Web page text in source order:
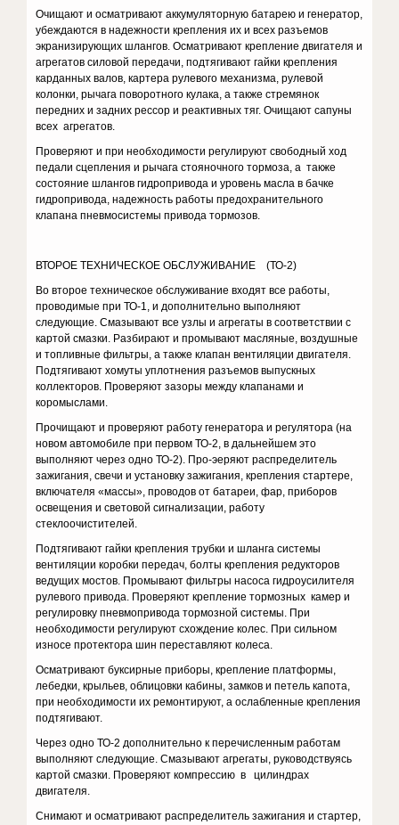
Очищают и осматривают аккумуляторную батарею и генератор,
убеждаются в надежности крепления их и всех разъемов
экранизирующих шлангов. Осматривают крепление двигателя и
агрегатов силовой передачи, подтягивают гайки крепления
карданных валов, картера рулевого механизма, рулевой
колонки, рычага поворотного кулака, а также стремянок
передних и задних рессор и реактивных тяг. Очищают сапуны
всех агрегатов.
Проверяют и при необходимости регулируют свободный ход
педали сцепления и рычага стояночного тормоза, а также
состояние шлангов гидропривода и уровень масла в бачке
гидропривода, надежность работы предохранительного
клапана пневмосистемы привода тормозов.
ВТОРОЕ ТЕХНИЧЕСКОЕ ОБСЛУЖИВАНИЕ (ТО-2)
Во второе техническое обслуживание входят все работы,
проводимые при ТО-1, и дополнительно выполняют
следующие. Смазывают все узлы и агрегаты в соответствии с
картой смазки. Разбирают и промывают масляные, воздушные
и топливные фильтры, а также клапан вентиляции двигателя.
Подтягивают хомуты уплотнения разъемов выпускных
коллекторов. Проверяют зазоры между клапанами и
коромыслами.
Прочищают и проверяют работу генератора и регулятора (на
новом автомобиле при первом ТО-2, в дальнейшем это
выполняют через одно ТО-2). Про-эеряют распределитель
зажигания, свечи и установку зажигания, крепления стартере,
включателя «массы», проводов от батареи, фар, приборов
освещения и световой сигнализации, работу
стеклоочистителей.
Подтягивают гайки крепления трубки и шланга системы
вентиляции коробки передач, болты крепления редукторов
ведущих мостов. Промывают фильтры насоса гидроусилителя
рулевого привода. Проверяют крепление тормозных камер и
регулировку пневмопривода тормозной системы. При
необходимости регулируют схождение колес. При сильном
износе протектора шин переставляют колеса.
Осматривают буксирные приборы, крепление платформы,
лебедки, крыльев, облицовки кабины, замков и петель капота,
при необходимости их ремонтируют, а ослабленные крепления
подтягивают.
Через одно ТО-2 дополнительно к перечисленным работам
выполняют следующие. Смазывают агрегаты, руководствуясь
картой смазки. Проверяют компрессию в цилиндрах
двигателя.
Снимают и осматривают распределитель зажигания и стартер,